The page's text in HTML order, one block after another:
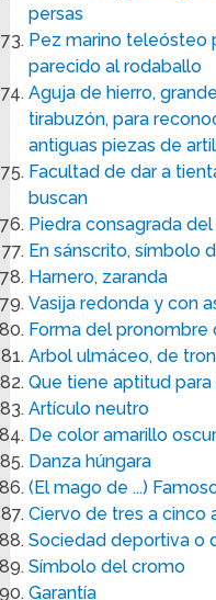
persas
Pez marino
parecido al rodaballo
Aguja de hierro,
tirabuzón, para
antiguas piezas de
Facultad de dar a
buscan
Piedra consagrada
En sánscrito, símbolo
Harnero, zaranda
Vasija redonda y con
Forma del
Arbol ulmáceo, de
Que tiene aptitud
Artículo neutro
De color amarillo
Danza húngara
(El mago de ...)
Ciervo de tres a cinco
Sociedad deportiva o
Símbolo del cromo
Garantía